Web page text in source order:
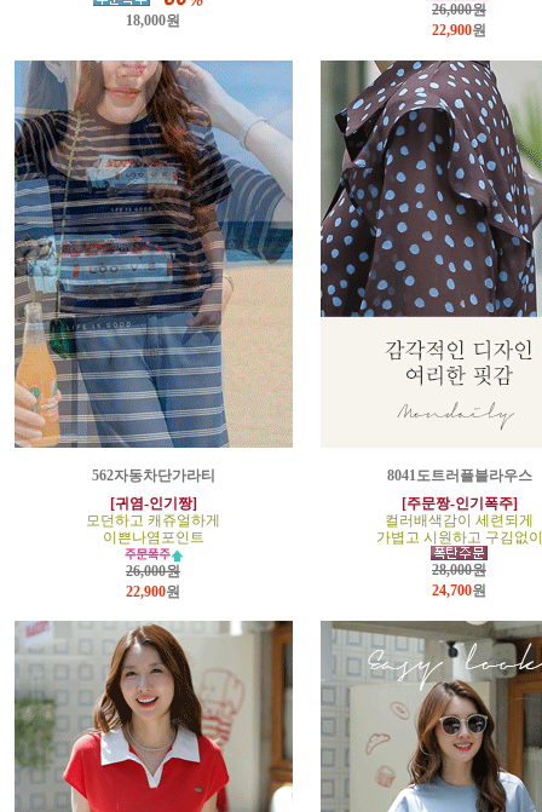
18,000원
26,000원
22,900원
562자동차단가라티
[귀염-인기짱]
모던하고 캐쥬얼하게
이쁜나염포인트
26,000원
22,900원
8041도트러플블라우스
[주문짱-인기폭주]
컬러배색감이 세련되게
가볍고 시원하고 구김없이
28,000원
24,700원